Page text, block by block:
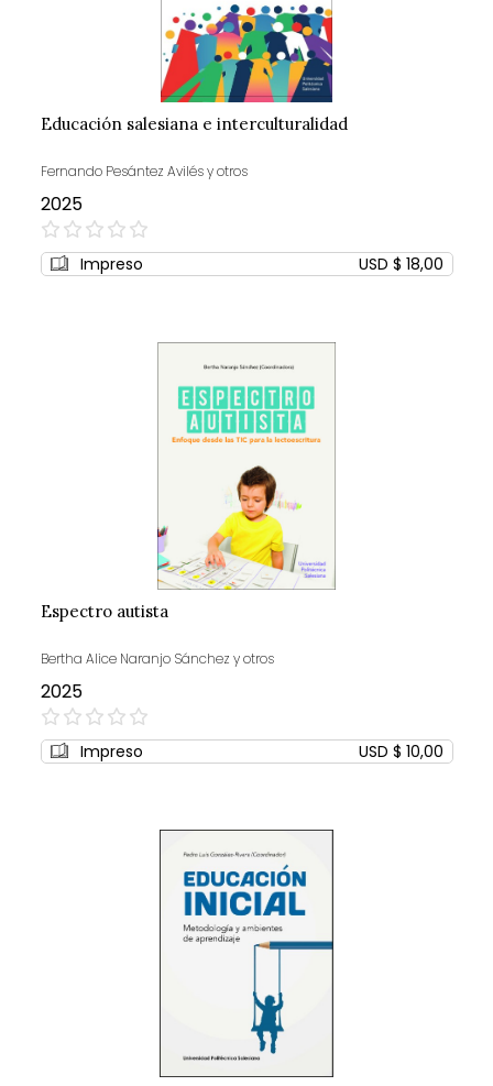
Educación salesiana e interculturalidad
Fernando Pesántez Avilés y otros
2025
0%
Impreso USD $ 18,00
Espectro autista
Bertha Alice Naranjo Sánchez y otros
2025
0%
Impreso USD $ 10,00